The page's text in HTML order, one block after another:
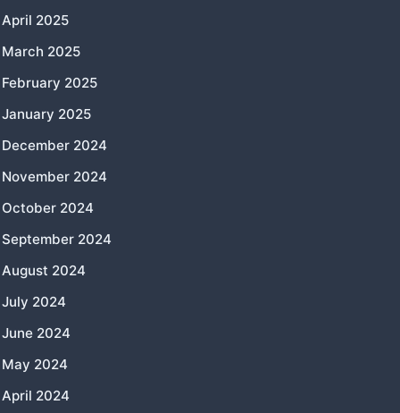
April 2025
March 2025
February 2025
January 2025
December 2024
November 2024
October 2024
September 2024
August 2024
July 2024
June 2024
May 2024
April 2024